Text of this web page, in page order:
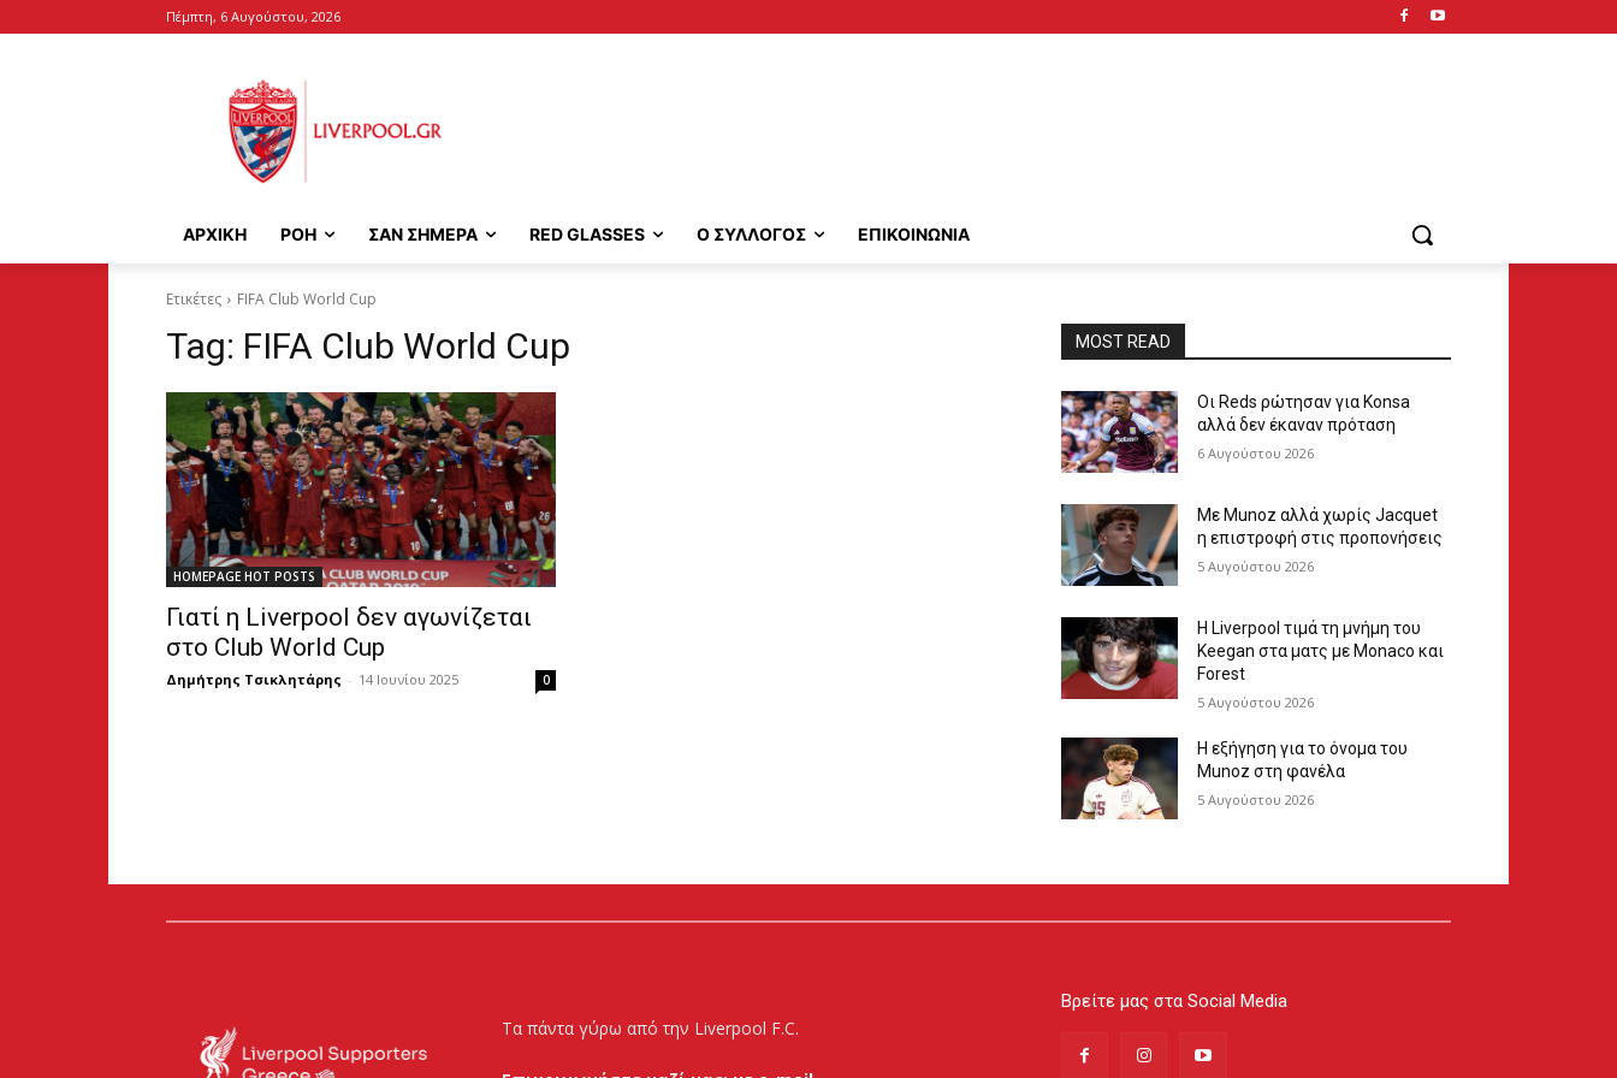
Πέμπτη, 6 Αυγούστου, 2026
ΑΡΧΙΚΉ ΡΟΗ ΣΑΝ ΣΗΜΕΡΑ RED GLASSES Ο ΣΥΛΛΟΓΟΣ ΕΠΙΚΟΙΝΩΝΙΑ
Ετικέτες FIFA Club World Cup
Tag: FIFA Club World Cup
HOMEPAGE HOT POSTS
Γιατί η Liverpool δεν αγωνίζεται
στο Club World Cup
Δημήτρης Τσικλητάρης - 14 Ιουνίου 2025 0
MOST READ
Οι Reds ρώτησαν για Konsa
αλλά δεν έκαναν πρόταση
6 Αυγούστου 2026
Με Munoz αλλά χωρίς Jacquet
η επιστροφή στις προπονήσεις
5 Αυγούστου 2026
Η Liverpool τιμά τη μνήμη του
Keegan στα ματς με Monaco και
Forest
5 Αυγούστου 2026
Η εξήγηση για το όνομα του
Munoz στη φανέλα
5 Αυγούστου 2026
Τα πάντα γύρω από την Liverpool F.C.
Βρείτε μας στα Social Media